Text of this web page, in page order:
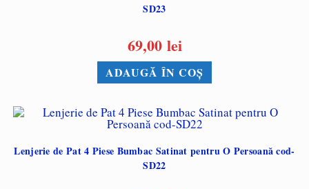
SD23
69,00 lei
ADAUGĂ ÎN COȘ
Lenjerie de Pat 4 Piese Bumbac Satinat pentru O Persoană cod-
SD22